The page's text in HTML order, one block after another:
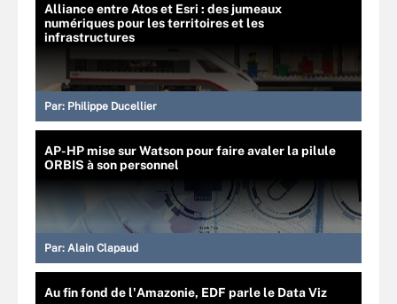
Alliance entre Atos et Esri : des jumeaux
numériques pour les territoires et les
infrastructures
Par: Philippe Ducellier
AP-HP mise sur Watson pour faire avaler la pilule
ORBIS à son personnel
Par: Alain Clapaud
Au fin fond de l'Amazonie, EDF parle le Data Viz